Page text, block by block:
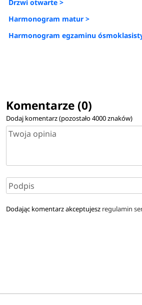
Drzwi otwarte >
Harmonogram matur >
Harmonogram egzaminu
Komentarze (0)
Dodaj komentarz (pozostało4000znaków)
Dodając komentarz akceptujesz regulamin